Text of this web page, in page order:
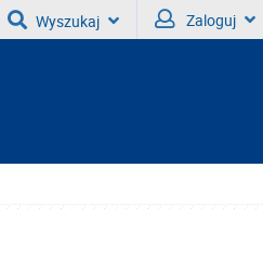
Wyszukaj Zaloguj